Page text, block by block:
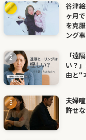
谷津
ヶ月
を克
ング
「遠
い？
由と“
夫婦
許せ